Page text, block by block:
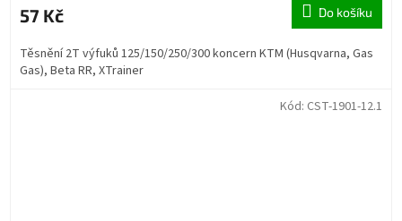
57 Kč Do košíku
Těsnění 2T výfuků 125/150/250/300 koncern KTM (Husqvarna, Gas
Gas), Beta RR, XTrainer
Kód: CST-1901-12.1